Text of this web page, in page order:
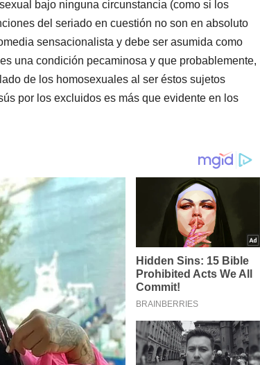
bajo ninguna circunstancia (como si los
del seriado en cuestión no son en absoluto
sensacionalista y debe ser asumida como
una condición pecaminosa y que probablemente,
de los homosexuales al ser éstos sujetos
por los excluidos es más que evidente en los